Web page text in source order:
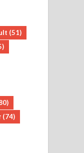
(51)
(74)